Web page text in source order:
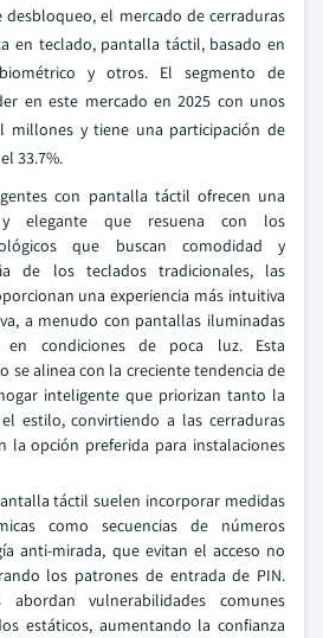
desbloqueo, el mercado de cerraduras
en teclado, pantalla táctil, basado en
y otros. El segmento de
en este mercado en 2025 con unos
millones y tiene una participación de
33.7%.
con pantalla táctil ofrecen una
y elegante que resuena con los
que buscan comodidad y
de los teclados tradicionales, las
una experiencia más intuitiva
a menudo con pantallas iluminadas
condiciones de poca luz. Esta
se alinea con la creciente tendencia de
inteligente que priorizan tanto la
estilo, convirtiendo a las cerraduras
la opción preferida para instalaciones
táctil suelen incorporar medidas
como secuencias de números
anti-mirada, que evitan el acceso no
los patrones de entrada de PIN.
abordan vulnerabilidades comunes
estáticos, aumentando la confianza